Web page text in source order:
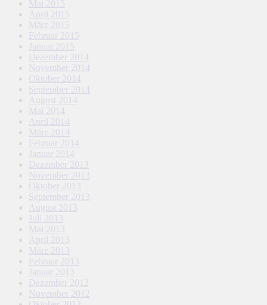
Mai 2015
April 2015
März 2015
Februar 2015
Januar 2015
Dezember 2014
November 2014
Oktober 2014
September 2014
August 2014
Mai 2014
April 2014
März 2014
Februar 2014
Januar 2014
Dezember 2013
November 2013
Oktober 2013
September 2013
August 2013
Juli 2013
Mai 2013
April 2013
März 2013
Februar 2013
Januar 2013
Dezember 2012
November 2012